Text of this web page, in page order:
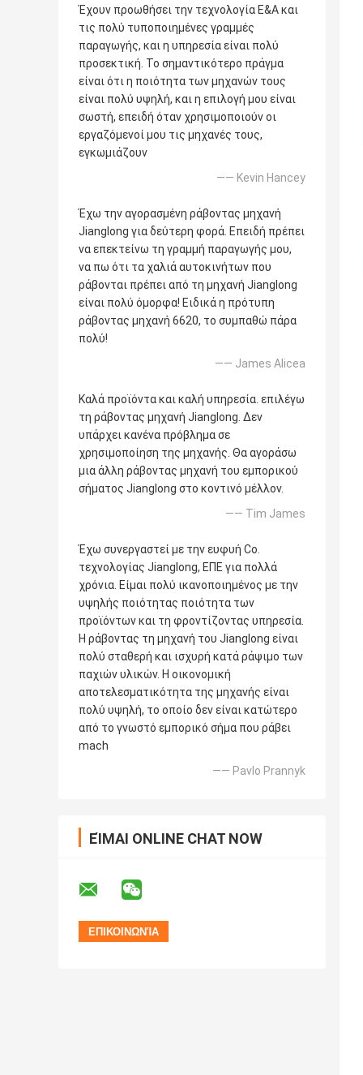
Έχουν προωθήσει την τεχνολογία Ε&Α και
τις πολύ τυποποιημένες γραμμές
παραγωγής, και η υπηρεσία είναι πολύ
προσεκτική. Το σημαντικότερο πράγμα
είναι ότι η ποιότητα των μηχανών τους
είναι πολύ υψηλή, και η επιλογή μου είναι
σωστή, επειδή όταν χρησιμοποιούν οι
εργαζόμενοί μου τις μηχανές τους,
εγκωμιάζουν
—— Kevin Hancey
Έχω την αγορασμένη ράβοντας μηχανή
Jianglong για δεύτερη φορά. Επειδή πρέπει
να επεκτείνω τη γραμμή παραγωγής μου,
να πω ότι τα χαλιά αυτοκινήτων που
ράβονται πρέπει από τη μηχανή Jianglong
είναι πολύ όμορφα! Ειδικά η πρότυπη
ράβοντας μηχανή 6620, το συμπαθώ πάρα
πολύ!
—— James Alicea
Καλά προϊόντα και καλή υπηρεσία. επιλέγω
τη ράβοντας μηχανή Jianglong. Δεν
υπάρχει κανένα πρόβλημα σε
χρησιμοποίηση της μηχανής. Θα αγοράσω
μια άλλη ράβοντας μηχανή του εμπορικού
σήματος Jianglong στο κοντινό μέλλον.
—— Tim James
Έχω συνεργαστεί με την ευφυή Co.
τεχνολογίας Jianglong, ΕΠΕ για πολλά
χρόνια. Είμαι πολύ ικανοποιημένος με την
υψηλής ποιότητας ποιότητα των
προϊόντων και τη φροντίζοντας υπηρεσία.
Η ράβοντας τη μηχανή του Jianglong είναι
πολύ σταθερή και ισχυρή κατά ράψιμο των
παχιών υλικών. Η οικονομική
αποτελεσματικότητα της μηχανής είναι
πολύ υψηλή, το οποίο δεν είναι κατώτερο
από το γνωστό εμπορικό σήμα που ράβει
mach
—— Pavlo Prannyk
ΕΊΜΑΙ ONLINE CHAT NOW